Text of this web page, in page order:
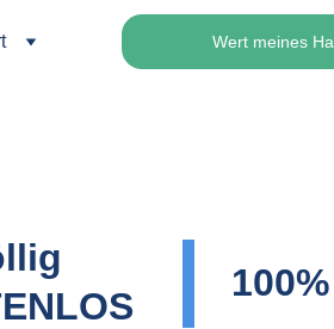
Wert meines